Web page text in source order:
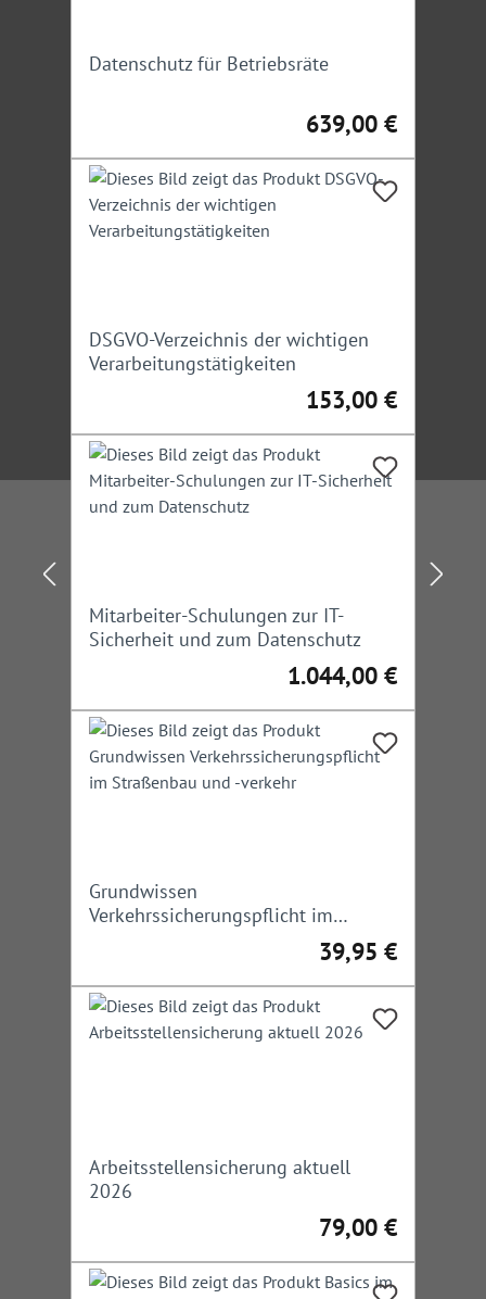
Datenschutz für Betriebsräte
Regulärer Preis:
639,00 €
DSGVO-Verzeichnis der wichtigen
Verarbeitungstätigkeiten
Regulärer Preis:
153,00 €
Mitarbeiter-Schulungen zur IT-
Sicherheit und zum Datenschutz
Regulärer Preis:
1.044,00 €
Grundwissen
Verkehrssicherungspflicht im
Regulärer Preis:
39,95 €
Arbeitsstellensicherung aktuell
2026
Regulärer Preis:
79,00 €